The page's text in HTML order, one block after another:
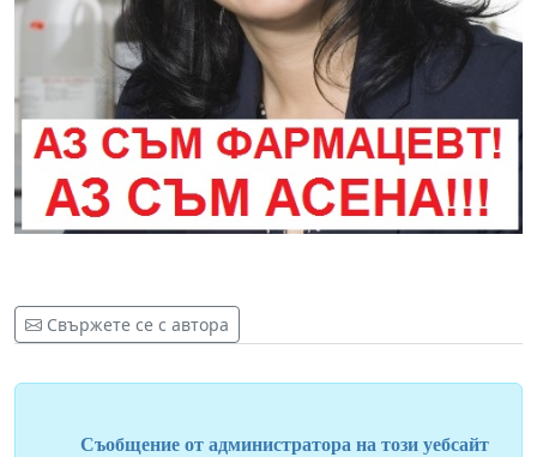
Свържете се с автора
Съобщение от администратора на този уебсайт